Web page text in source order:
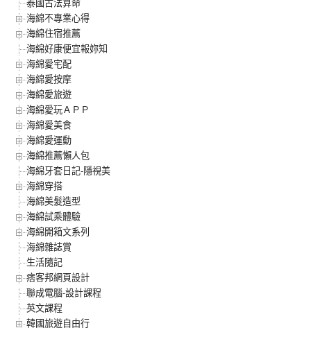
泰國古法算命
海綿不專業心得
海綿住宿推薦
海綿好康便宜報妳知
海綿愛宅配
海綿愛按摩
海綿愛旅遊
海綿愛玩ＡＰＰ
海綿愛美食
海綿愛運動
海綿推薦懶人包
海綿牙套日記-隱視美
海綿穿搭
海綿美髮造型
海綿試乘體驗
海綿開箱文系列
海綿雜誌賞
生活隨記
痞客邦網頁設計
聯成電腦-設計課程
英文課程
韓國旅遊自由行